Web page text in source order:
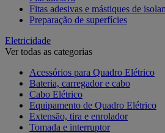
Fitas adesivas e mástiques de
Preparação de superfícies
Eletricidade
Ver todas as categorias
Acessórios para Quadro Elétrico
Bateria, carregador e cabo
Cabo Elétrico
Equipamento de Quadro Elétrico
Extensão, tira e enrolador
Tomada e interruptor